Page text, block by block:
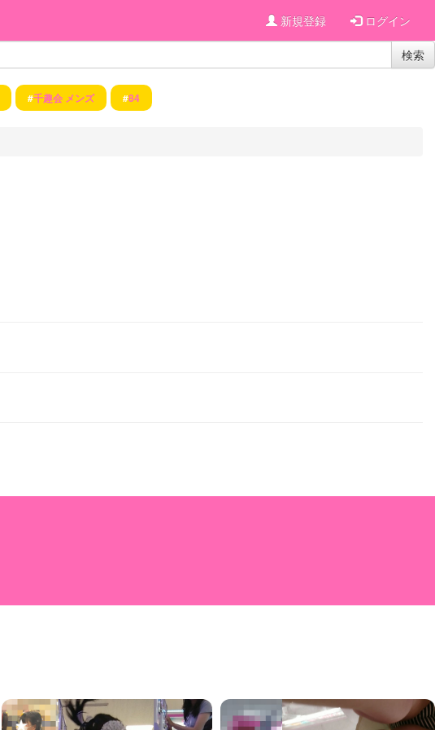
新規登録 ログイン
検索
#千趣会 メンズ #84